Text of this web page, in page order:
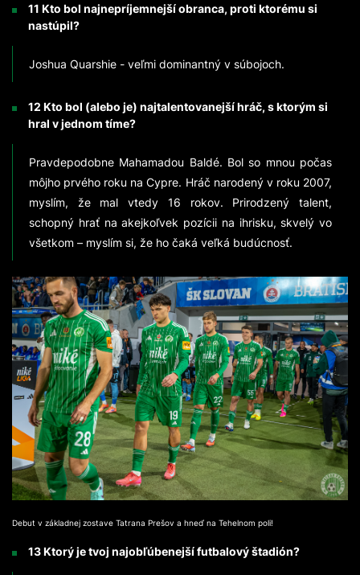
11 Kto bol najnepríjemnejší obranca, proti ktorému si
nastúpil?
Joshua Quarshie - veľmi dominantný v súbojoch.
12 Kto bol (alebo je) najtalentovanejší hráč, s ktorým si
hral v jednom tíme?
Pravdepodobne Mahamadou Baldé. Bol so mnou počas
môjho prvého roku na Cypre. Hráč narodený v roku 2007,
myslím, že mal vtedy 16 rokov. Prirodzený talent,
schopný hrať na akejkoľvek pozícii na ihrisku, skvelý vo
všetkom – myslím si, že ho čaká veľká budúcnosť.
Debut v základnej zostave Tatrana Prešov a hneď na Tehelnom poli!
13 Ktorý je tvoj najobľúbenejší futbalový štadión?